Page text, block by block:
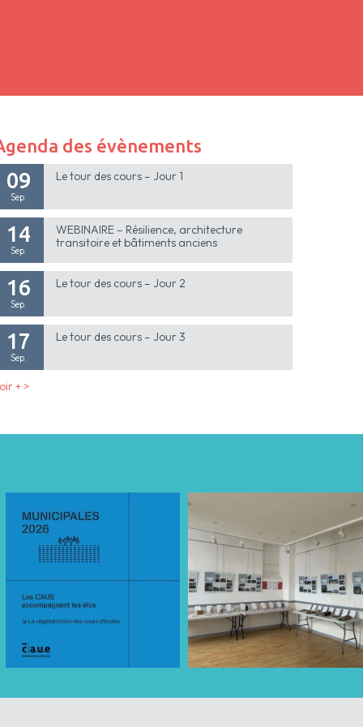
des évènements
09
Sep.
Le tour des cours – Jour 1
14
Sep.
WEBINAIRE – Résilience, architecture
transitoire et bâtiments anciens
16
Sep.
Le tour des cours – Jour 2
17
Sep.
Le tour des cours – Jour 3
+ >